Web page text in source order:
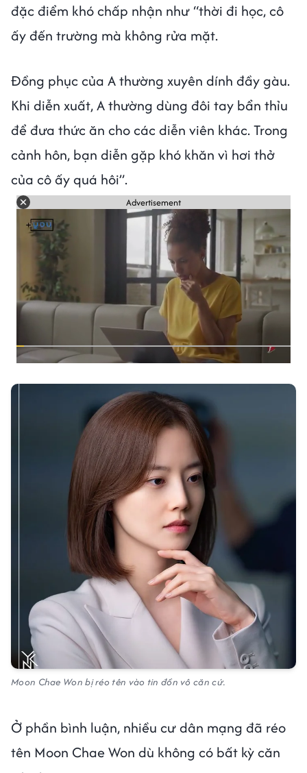
đặc điểm khó chấp nhận như “thời đi học, cô
ấy đến trường mà không rửa mặt.
Đồng phục của A thường xuyên dính đầy gàu.
Khi diễn xuất, A thường dùng đôi tay bẩn thỉu
để đưa thức ăn cho các diễn viên khác. Trong
cảnh hôn, bạn diễn gặp khó khăn vì hơi thở
của cô ấy quá hôi”.
Advertisement
Moon Chae Won bị réo tên vào tin đồn vô căn cứ.
Ở phần bình luận, nhiều cư dân mạng đã réo
tên Moon Chae Won dù không có bất kỳ căn